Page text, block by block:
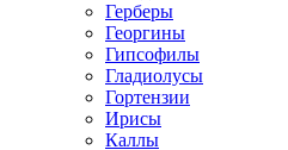
Герберы
Георгины
Гипсофилы
Гладиолусы
Гортензии
Ирисы
Каллы